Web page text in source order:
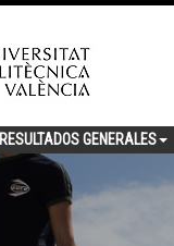
RESULTADOS GENERALES